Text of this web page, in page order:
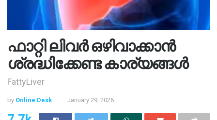
ഫാറ്റി ലിവർ ഒഴിവാക്കാൻ
ശ്രദ്ധിക്കേണ്ട കാര്യങ്ങൾ
FattyLiver
by Online Desk January 29, 2026